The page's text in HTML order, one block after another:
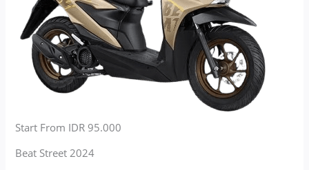
Start From IDR 95.000
Beat Street 2024